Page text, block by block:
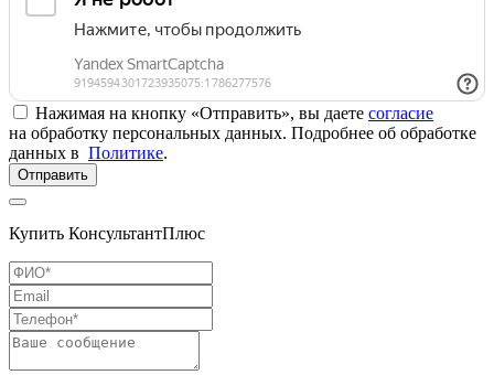
Нажимая на кнопку «Отправить», вы даете согласие
на обработку персональных данных. Подробнее об обработке
данных в Политике.
Отправить
Купить КонсультантПлюс